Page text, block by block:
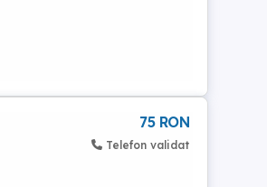
75 RON
Telefon validat